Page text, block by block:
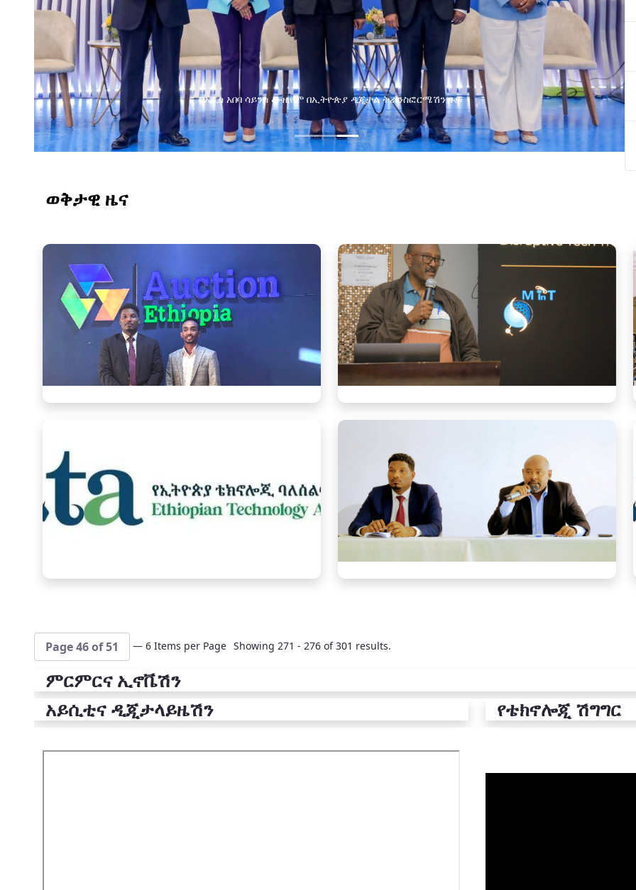
የልማት አጋሮች በአባልነት የየያዘ የኢኖቬሽን፣የዲጅታል ኢኮኖሚ እና
የኢንፎርሜሽን ቴክኖሎጂ የጋራ ግብረሃይል ተቋቋመ
ወቅታዊ ዜና
Page 46 of 51 — 6 Items per Page Showing 271 - 276 of 301 results.
ምርምርና ኢኖቬሽን
አይሲቲና ዲጂታላይዜሽን
የቴክኖሎጂ ሽግግር